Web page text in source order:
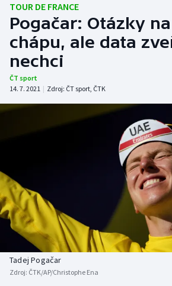
Cyklistika
DALŠÍ SPORTY
Americký fotbal
Boby a skeleton
Box
Curling
NEPŘEHLÉDNĚTE
AZ kvíz
TOUR DE FRANCE
Pogačar: Otázky
chápu, ale data
nechci
ČT sport
14. 7. 2021 | Zdroj: ČT sport, ČTK
Tadej Pogačar
Zdroj: ČTK/AP/Christophe Ena